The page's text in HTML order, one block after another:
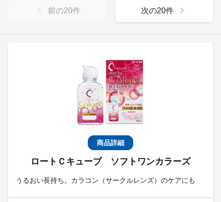
商品詳細
ロートＣキューブ ソフトワンカラーズ
うるおい長持ち。カラコン（サークルレンズ）のケアにも
前の20件 次の20件